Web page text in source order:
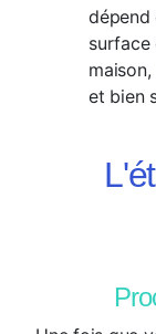
dépend
surface
et bien